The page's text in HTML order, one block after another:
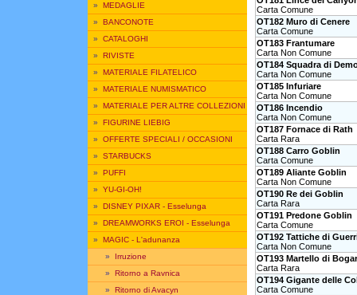
» MEDAGLIE
» BANCONOTE
» CATALOGHI
» RIVISTE
» MATERIALE FILATELICO
» MATERIALE NUMISMATICO
» MATERIALE PER ALTRE COLLEZIONI
» FIGURINE LIEBIG
» OFFERTE SPECIALI / OCCASIONI
» STARBUCKS
» PUFFI
» YU-GI-OH!
» DISNEY PIXAR - Esselunga
» DREAMWORKS EROI - Esselunga
» MAGIC - L'adunanza
» Irruzione
» Ritorno a Ravnica
» Ritorno di Avacyn
Carta Comune
OT182 Muro di Cenere
Carta Comune
OT183 Frantumare
Carta Non Comune
OT184 Squadra di
Carta Non Comune
OT185 Infuriare
Carta Non Comune
OT186 Incendio
Carta Non Comune
OT187 Fornace di Rath
Carta Rara
OT188 Carro Goblin
Carta Comune
OT189 Aliante Goblin
Carta Non Comune
OT190 Re dei Goblin
Carta Rara
OT191 Predone Goblin
Carta Comune
OT192 Tattiche di
Carta Non Comune
OT193 Martello di
Carta Rara
OT194 Gigante delle
Carta Comune